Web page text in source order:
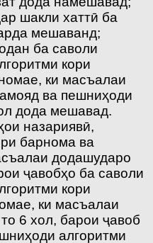
шакли хаттӣ ба
мешаванд;
ба саволи
кори
ки масъалаи
ва пешниҳоди
дода мешавад.
назариявӣ,
барнома ва
додашударо
ҷавобҳо ба саволи
кори
ки масъалаи
6 хол, барои ҷавоб
алгоритми